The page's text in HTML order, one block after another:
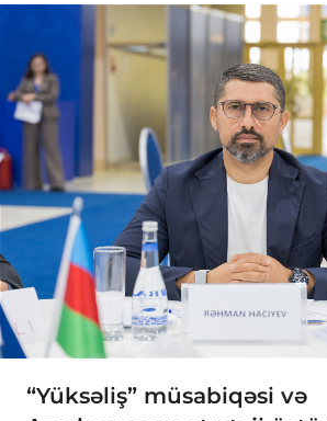
“Yüksəliş” müsabiqəsi və